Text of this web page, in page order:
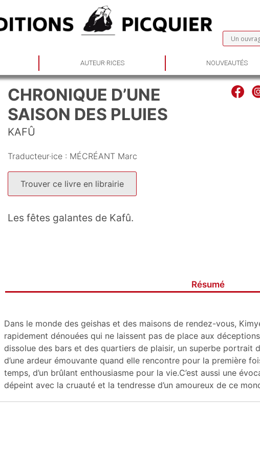
AUTEUR·RICES NOUVEAUTÉS
CHRONIQUE D’UNE
SAISON DES PLUIES
KAFÛ
Traducteur·ice : MÉCRÉANT Marc
Trouver ce livre en librairie
Les fêtes galantes de Kafû.
Résumé
Dans le monde des geishas et des maisons de rendez-vous,
rapidement dénouées qui ne laissent pas de place aux
dissolue des bars et des quartiers de plaisir, un superbe portrait
d’une ardeur émouvante quand elle rencontre pour la première
temps, d’un brûlant enthousiasme pour la vie.C’est aussi une
dépeint avec la cruauté et la tendresse d’un amoureux de ce